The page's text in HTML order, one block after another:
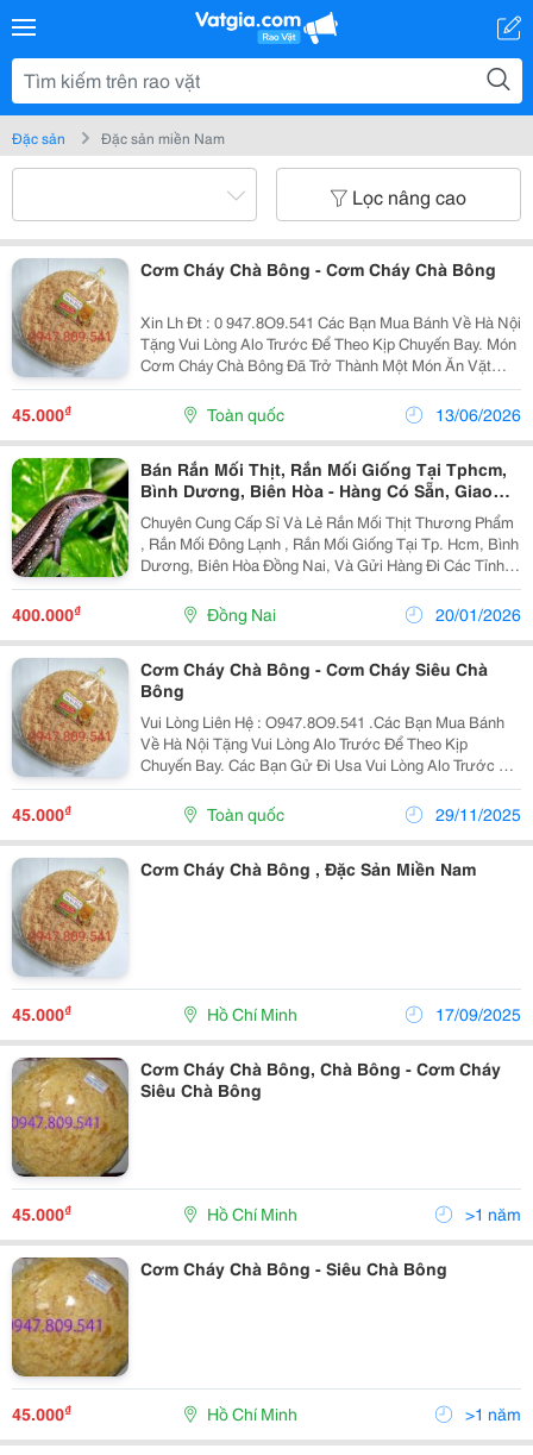
Đặc sản Đặc sản miền Nam
Lọc nâng cao
Cơm Cháy Chà Bông - Cơm Cháy Chà Bông
Xin Lh Đt : 0 947.8O9.541 Các Bạn Mua Bánh Về Hà Nội
Tặng Vui Lòng Alo Trước Để Theo Kịp Chuyến Bay. Món
Cơm Cháy Chà Bông Đã Trở Thành Một Món Ăn Vặt
Không Thể Thiếu Của Chị Em. Các Bạn Gử Đi Usa Vui
Lòng Alo Trước Để Nhận Làm Đúng Theo Yêu Cầu ....
45.000₫ Toàn quốc 13/06/2026
Bán Rắn Mối Thịt, Rắn Mối Giống Tại Tphcm,
Bình Dương, Biên Hòa - Hàng Có Sẵn, Giao
Tận Nơi
Chuyên Cung Cấp Sỉ Và Lẻ Rắn Mối Thịt Thương Phẩm
, Rắn Mối Đông Lạnh , Rắn Mối Giống Tại Tp. Hcm, Bình
Dương, Biên Hòa Đồng Nai, Và Gửi Hàng Đi Các Tỉnh.
Bán Rắn Mối Thương Phẩm Cho Nhà Hàng, Quán Ăn.
Đặc Biệt Có Rắn Mối Đông Lạnh Làm Mới Mỗi...
400.000₫ Đồng Nai 20/01/2026
Cơm Cháy Chà Bông - Cơm Cháy Siêu Chà
Bông
Vui Lòng Liên Hệ : O947.8O9.541 .Các Bạn Mua Bánh
Về Hà Nội Tặng Vui Lòng Alo Trước Để Theo Kịp
Chuyến Bay. Các Bạn Gử Đi Usa Vui Lòng Alo Trước Để
Nhận Làm Đúng Theo Yêu Cầu . Xin Chào Cả Nhà. Tình
Hình Là Nhà Mình Có Cơ Sở Làm Cơm - Chà Bông...
45.000₫ Toàn quốc 29/11/2025
Cơm Cháy Chà Bông , Đặc Sản Miền Nam
45.000₫ Hồ Chí Minh 17/09/2025
Cơm Cháy Chà Bông, Chà Bông - Cơm Cháy
Siêu Chà Bông
45.000₫ Hồ Chí Minh >1 năm
Cơm Cháy Chà Bông - Siêu Chà Bông
45.000₫ Hồ Chí Minh >1 năm